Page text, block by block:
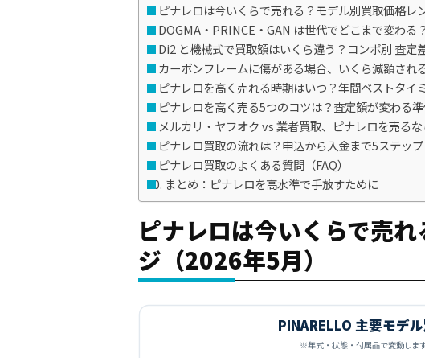
ピナレロは今いくらで売れる？モデル別買取価格レ
DOGMA・PRINCE・GAN は世代でどこまで変わる
Di2 と機械式で買取額はいくら違う？コンポ別 査定
カーボンフレームに傷がある場合、いくら減額され
ピナレロを高く売れる時期はいつ？年間ベストタイ
ピナレロを高く売る5つのコツは？査定額が変わる
メルカリ・ヤフオク vs 業者買取、ピナレロを売る
ピナレロ買取の流れは？申込から入金まで5ステップ
ピナレロ買取のよくある質問（FAQ）
まとめ：ピナレロを高水準で手放すために
ピナレロは今いくらで売
ジ（2026年5月）
PINARELLO 主要モデ
※年式・状態・付属品で変動しま
買取対象